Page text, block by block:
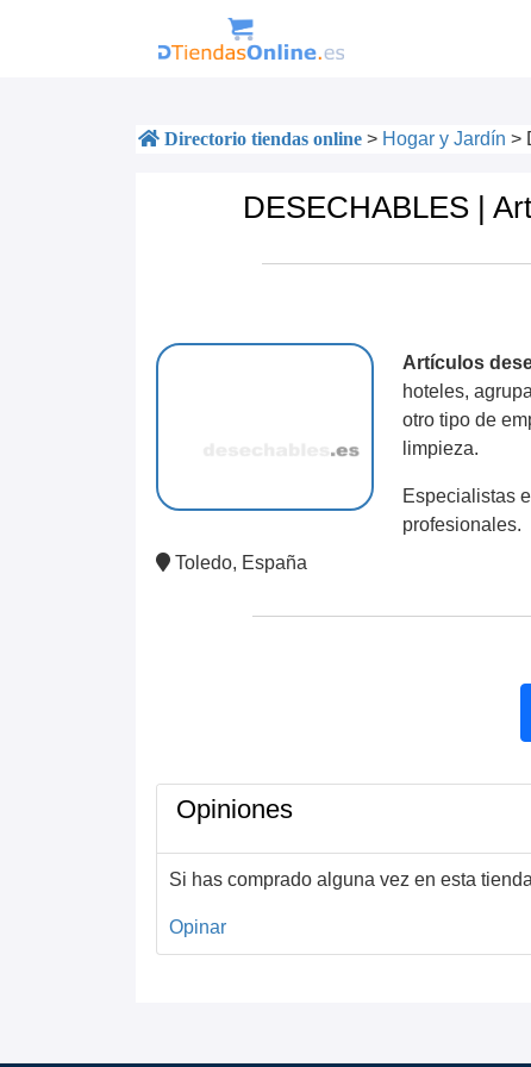
Directorio tiendas online > Hogar y Jardín >
DESECHABLES |
Toledo, España
Artículos
hoteles,
otro tipo de
limpieza.
Especialistas
profesionales.
Opiniones
Si has comprado alguna vez en esta
Opinar